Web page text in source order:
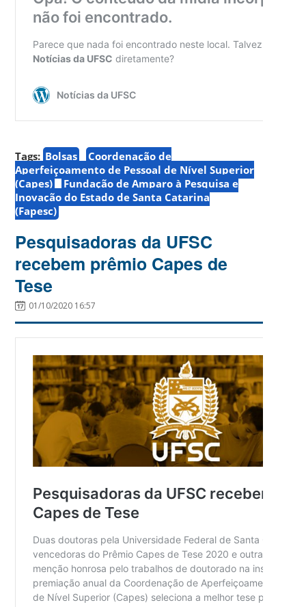
Tags: Bolsas
Coordenação de
Aperfeiçoamento de Pessoal de Nível Superior
(Capes)
Fundação de Amparo à Pesquisa e
Inovação do Estado de Santa Catarina
(Fapesc)
Pesquisadoras da UFSC
recebem prêmio Capes de
Tese
01/10/2020 16:57